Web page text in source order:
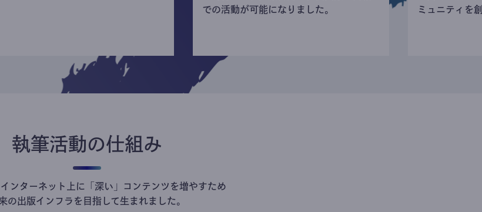
での活動が可能になりました。
ミュニティを
執筆活動の仕組み
ンターネット上に「深い」コンテンツを増やすため
の出版インフラを目指して生まれました。